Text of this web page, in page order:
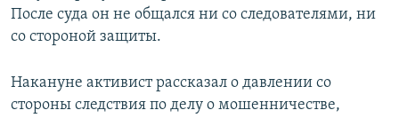
После суда он не общался ни со следователями, ни
со стороной защиты.
Накануне активист рассказал о давлении со
стороны следствия по делу о мошенничестве,